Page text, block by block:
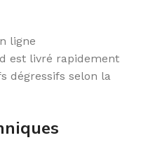
ligne
est livré rapidement
dégressifs selon la